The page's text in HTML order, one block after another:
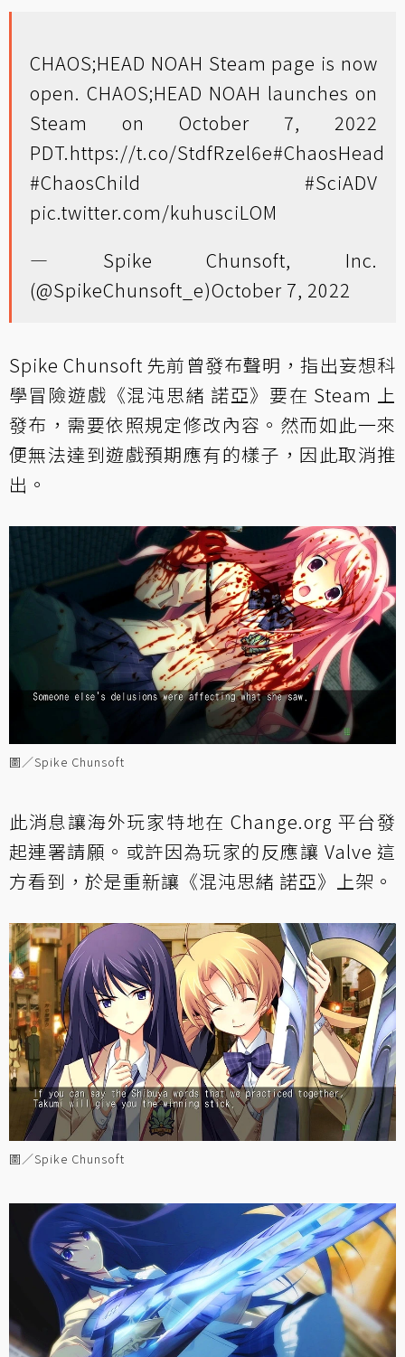
CHAOS;HEAD NOAH Steam page is now
open. CHAOS;HEAD NOAH launches on
Steam on October 7, 2022
PDT.https://t.co/StdfRzel6e#ChaosHead
#ChaosChild
#SciADV
pic.twitter.com/kuhusciLOM
— Spike Chunsoft, Inc.
(@SpikeChunsoft_e)October 7, 2022
Spike Chunsoft 先前曾發布聲明，指出妄想科
學冒險遊戲《混沌思緒 諾亞》要在 Steam 上
發布，需要依照規定修改內容。然而如此一來
便無法達到遊戲預期應有的樣子，因此取消推
出。
圖／Spike Chunsoft
此消息讓海外玩家特地在 Change.org 平台發
起連署請願。或許因為玩家的反應讓 Valve 這
方看到，於是重新讓《混沌思緒 諾亞》上架。
圖／Spike Chunsoft